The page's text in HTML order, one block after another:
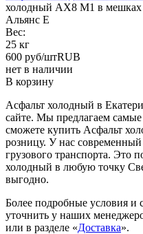
холодный АХ8 М1 в мешках
Альянс Е
Вес:
25 кг
600 руб/штRUB
нет в наличии
В корзину
Асфальт холодный в
сайте. Мы предлагаем
сможете купить Асфальт
розницу. У нас
грузового транспорта. Это
холодный в любую точку
выгодно.
Более подробные условия и
уточнить у наших
или в разделе «Доставка».